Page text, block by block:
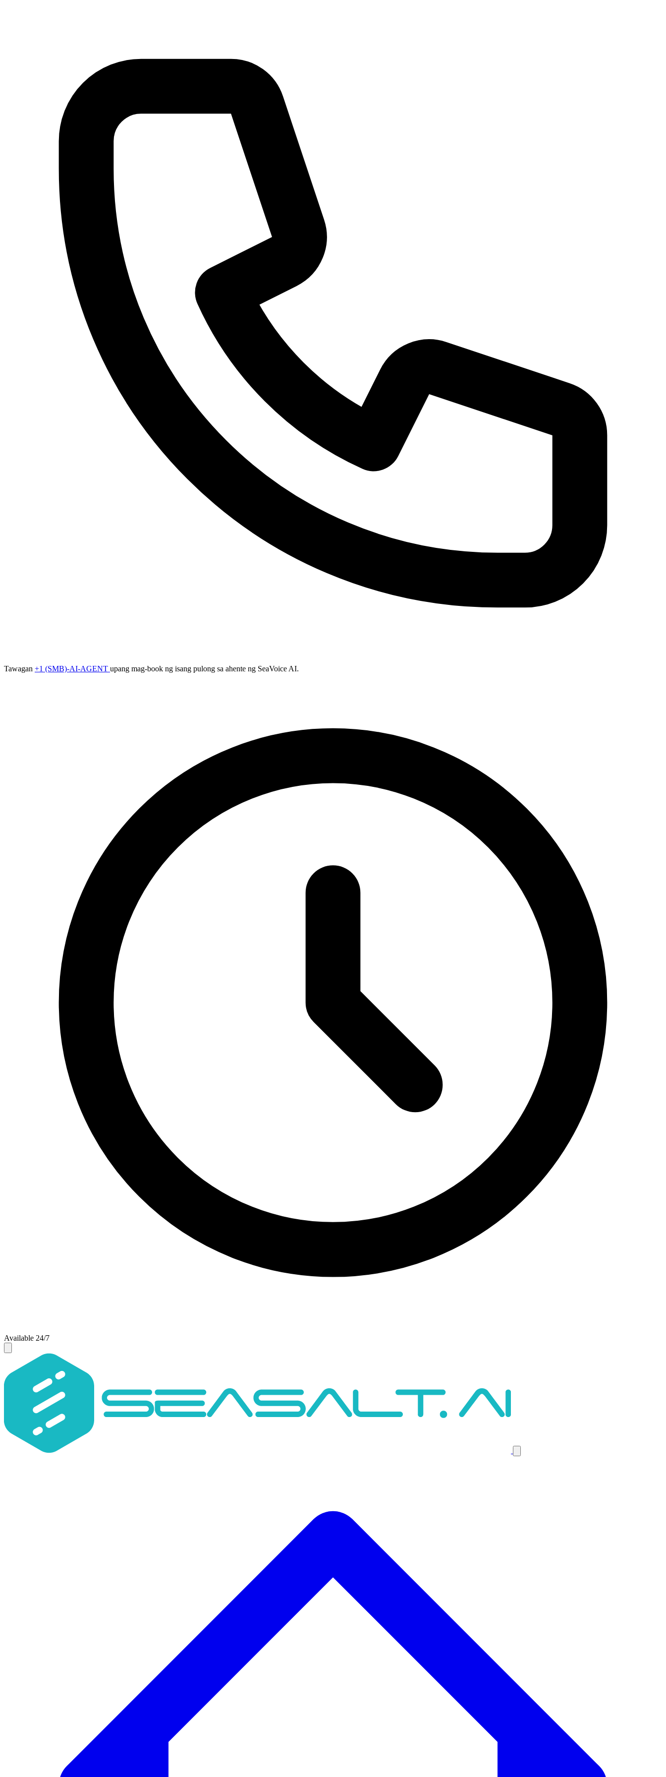
Tawagan +1 (SMB)-AI-AGENT upang mag-book ng isang pulong sa ahente ng SeaVoice AI.
Available 24/7